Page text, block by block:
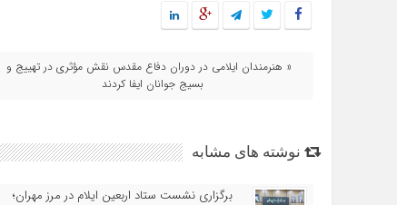
« هنرمندان ایلامی در دوران دفاع مقدس نقش مؤثری در تهییج و
بسیج جوانان ایفا کردند
نوشته های مشابه
برگزاری نشست ستاد اربعین ایلام در مرز مهران؛